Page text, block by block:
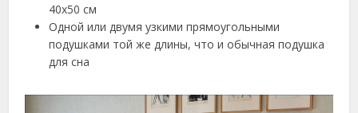
40х50 см
Одной или двумя узкими прямоугольными
подушками той же длины, что и обычная подушка
для сна